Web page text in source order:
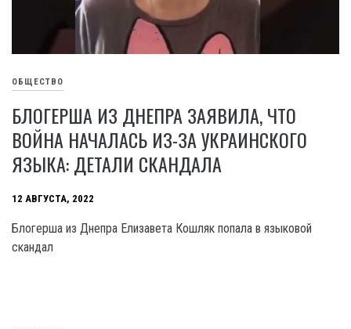
ОБЩЕСТВО
БЛОГЕРША ИЗ ДНЕПРА ЗАЯВИЛА, ЧТО
ВОЙНА НАЧАЛАСЬ ИЗ-ЗА УКРАИНСКОГО
ЯЗЫКА: ДЕТАЛИ СКАНДАЛА
12 АВГУСТА, 2022
Блогерша из Днепра Елизавета Кошляк попала в языковой
скандал